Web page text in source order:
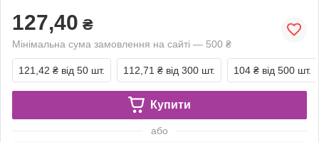
127,40 ₴
Мінімальна сума замовлення на сайті — 500 ₴
121,42 ₴ від 50 шт. 112,71 ₴ від 300 шт. 104 ₴ від 500 шт.
Купити
або